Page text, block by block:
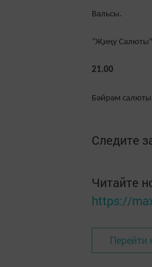
Вальсы.
“Җиңү
21.00
Бәйрәм
Следите
Читайте
https://
Перейти